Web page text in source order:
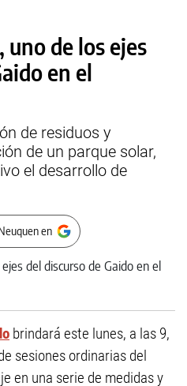
de los ejes
en el
de residuos y
de un parque solar,
el desarrollo de
en
brindará este lunes, a las 9,
sesiones ordinarias del
en una serie de medidas y